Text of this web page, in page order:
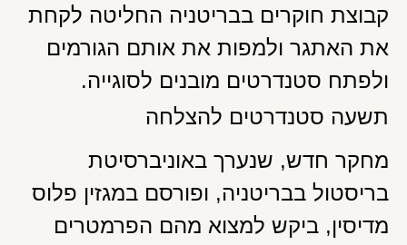
קבוצת חוקרים בבריטניה החליטה לקחת
את האתגר ולמפות את אותם הגורמים
ולפתח סטנדרטים מובנים לסוגייה.
תשעה סטנדרטים להצלחה
מחקר חדש, שנערך באוניברסיטת
בריסטול בבריטניה, ופורסם במגזין פלוס
מדיסין, ביקש למצוא מהם הפרמטרים